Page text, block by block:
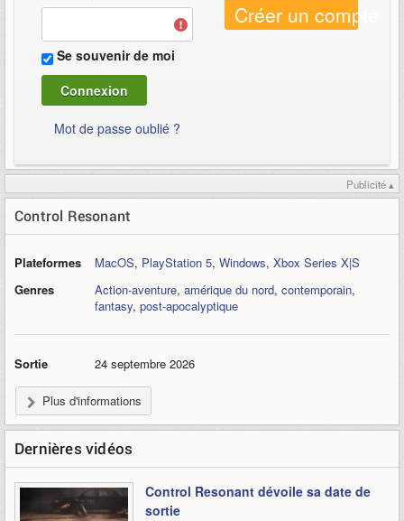
Se souvenir de moi
Mot de passe oublié ?
Créer un compte
Publicité ▴
Control Resonant
Plateformes MacOS, PlayStation 5, Windows, Xbox Series X|S
Genres
Action-aventure, amérique du nord, contemporain,
fantasy, post-apocalyptique
Sortie 24 septembre 2026
Plus d'informations
Dernières vidéos
Control Resonant dévoile sa date de
sortie